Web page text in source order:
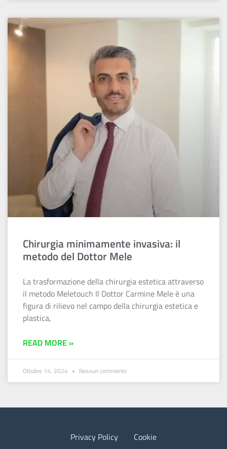
Chirurgia minimamente invasiva: il
metodo del Dottor Mele
La trasformazione della chirurgia estetica attraverso
il metodo Meletouch Il Dottor Carmine Mele è una
figura di rilievo nel campo della chirurgia estetica e
plastica,
READ MORE »
Ottobre 14, 2024 Nessun commento
Privacy Policy Cookie